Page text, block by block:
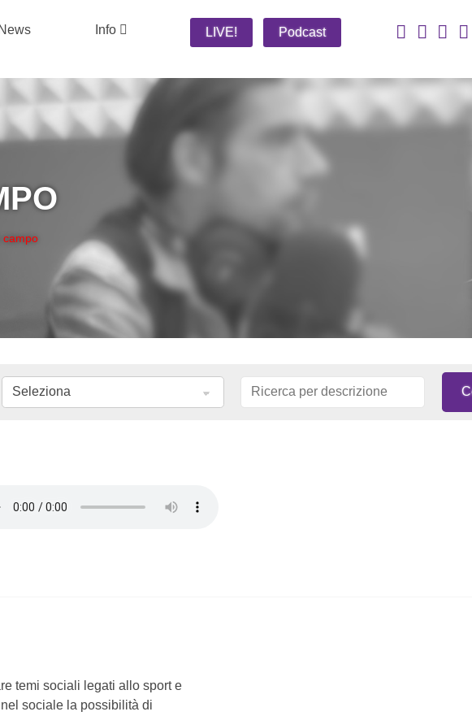
News Info LIVE! Podcast
campo
temi sociali legati allo sport e
sociale la possibilità di